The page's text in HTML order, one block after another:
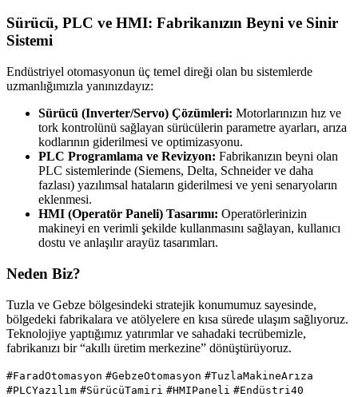
Sürücü, PLC ve HMI: Fabrikanızın Beyni ve Sinir
Sistemi
Endüstriyel otomasyonun üç temel direği olan bu sistemlerde
uzmanlığımızla yanınızdayız:
Sürücü (Inverter/Servo) Çözümleri: Motorlarınızın hız ve
tork kontrolünü sağlayan sürücülerin parametre ayarları, arıza
kodlarının giderilmesi ve optimizasyonu.
PLC Programlama ve Revizyon: Fabrikanızın beyni olan
PLC sistemlerinde (Siemens, Delta, Schneider ve daha
fazlası) yazılımsal hataların giderilmesi ve yeni senaryoların
eklenmesi.
HMI (Operatör Paneli) Tasarımı: Operatörlerinizin
makineyi en verimli şekilde kullanmasını sağlayan, kullanıcı
dostu ve anlaşılır arayüz tasarımları.
Neden Biz?
Tuzla ve Gebze bölgesindeki stratejik konumumuz sayesinde,
bölgedeki fabrikalara ve atölyelere en kısa sürede ulaşım sağlıyoruz.
Teknolojiye yaptığımız yatırımlar ve sahadaki tecrübemizle,
fabrikanızı bir “akıllı üretim merkezine” dönüştürüyoruz.
#FaradOtomasyon #GebzeOtomasyon #TuzlaMakineArıza
#PLCYazılım #SürücüTamiri #HMIPaneli #Endüstri40